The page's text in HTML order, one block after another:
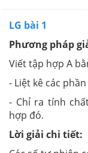
LG bài 1
Phương pháp
Viết tập hợp A
- Liệt kê các
- Chỉ ra tính
hợp đó.
Lời giải chi tiết: